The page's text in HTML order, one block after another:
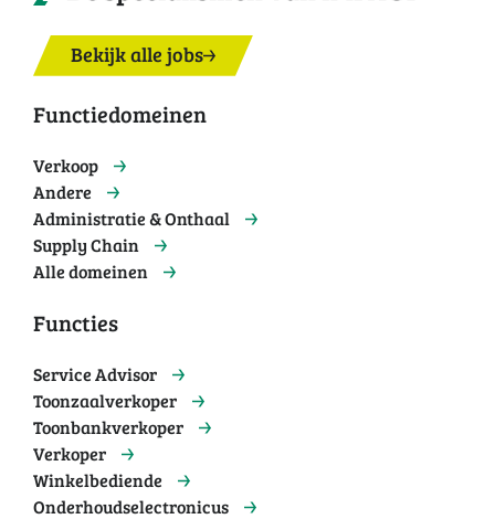
Bekijk alle jobs
Functiedomeinen
Verkoop
Andere
Administratie & Onthaal
Supply Chain
Alle domeinen
Functies
Service Advisor
Toonzaalverkoper
Toonbankverkoper
Verkoper
Winkelbediende
Onderhoudselectronicus